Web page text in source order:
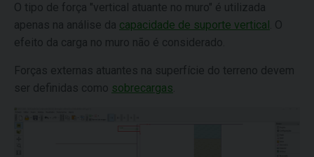
O tipo de força "vertical atuante no muro" é utilizada
apenas na análise da capacidade de suporte vertical . O
efeito da carga no muro não é considerado.
Forças externas atuantes na superfície do terreno devem
ser definidas como sobrecargas